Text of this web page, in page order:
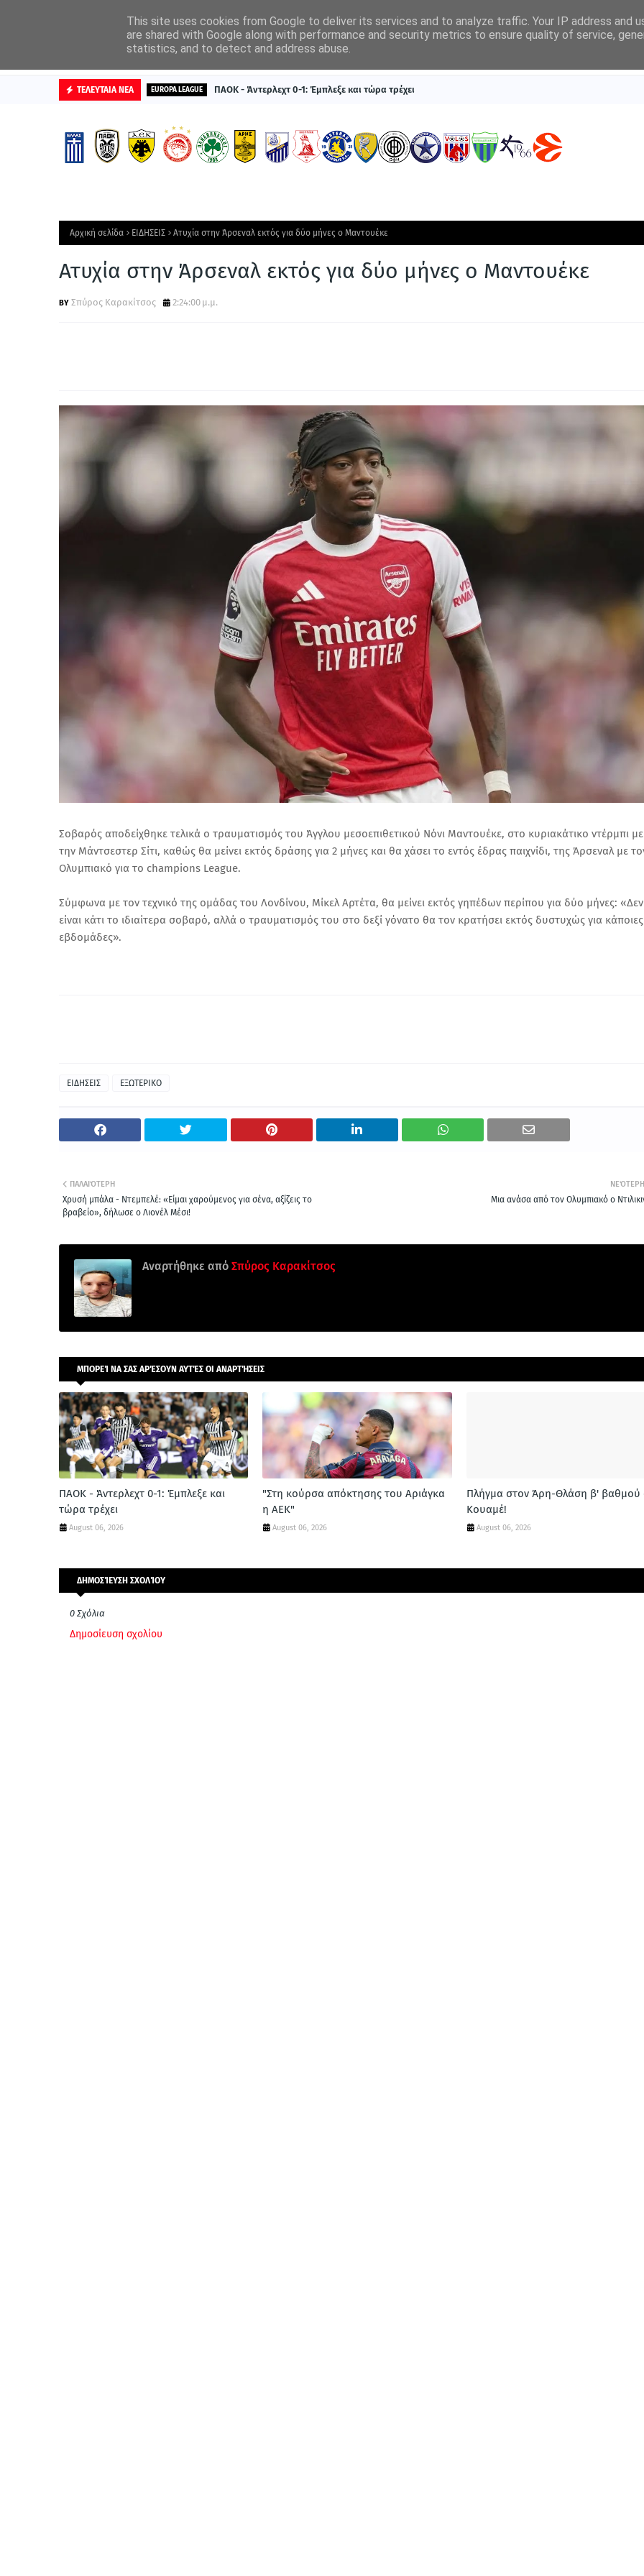
ΒΑΘΜΟΛΟΓΙΕΣ ΠΡΩΤΟΣΕΛΙΔΑ
ΤΕΛΕΥΤΑΙΑ ΝΕΑ EUROPA LEAGUE ΠΑΟΚ - Άντερλεχτ 0-1: Έμπλεξε και τώρα τρέχει
Αρχική σελίδα ΕΙΔΗΣΕΙΣ Ατυχία στην Άρσεναλ εκτός για δύο μήνες ο Μαντουέκε
Ατυχία στην Άρσεναλ εκτός για δύο μήνες ο Μαντουέκε
Σπύρος Καρακίτσος 2:24:00 μ.μ.
Σοβαρός αποδείχθηκε τελικά ο τραυματισμός του Άγγλου μεσοεπιθετικού Νόνι Μαντουέκε, στο κυριακάτικο ντέρμπι με
την Μάντσεστερ Σίτι, καθώς θα μείνει εκτός δράσης για 2 μήνες και θα χάσει το εντός έδρας παιχνίδι, της Άρσεναλ με
Ολυμπιακό για το champions League.
Σύμφωνα με τον τεχνικό της ομάδας του Λονδίνου, Μίκελ Αρτέτα, θα μείνει εκτός γηπέδων περίπου για δύο μήνες: «Δεν
είναι κάτι το ιδιαίτερα σοβαρό, αλλά ο τραυματισμός του στο δεξί γόνατο θα τον κρατήσει εκτός δυστυχώς για κάποιες
εβδομάδες».
ΕΙΔΗΣΕΙΣ ΕΞΩΤΕΡΙΚΟ
ΝΕΌΤΕΡΗ
Μια ανάσα από τον Ολυμπιακό ο
ΠΑΛΑΙΌΤΕΡΗ
Χρυσή μπάλα - Ντεμπελέ: «Είμαι χαρούμενος για σένα, αξίζεις το
βραβείο», δήλωσε ο Λιονέλ Μέσι!
Αναρτήθηκε από Σπύρος Καρακίτσος
ΜΠΟΡΕΊ ΝΑ ΣΑΣ ΑΡΈΣΟΥΝ ΑΥΤΈΣ ΟΙ ΑΝΑΡΤΉΣΕΙΣ
ΠΑΟΚ - Άντερλεχτ 0-1: Έμπλεξε και
τώρα τρέχει
August 06, 2026
"Στη κούρσα απόκτησης του Αριάγκα
η ΑΕΚ"
August 06, 2026
Πλήγμα στον Άρη-Θλάση β' βαθμού
Κουαμέ!
August 06, 2026
ΔΗΜΟΣΊΕΥΣΗ ΣΧΟΛΊΟΥ
0 Σχόλια
Δημοσίευση σχολίου
This site uses cookies from Google to deliver its services and to analyze traffic. Your IP address and
are shared with Google along with performance and security metrics to ensure quality of service,
statistics, and to detect and address abuse.